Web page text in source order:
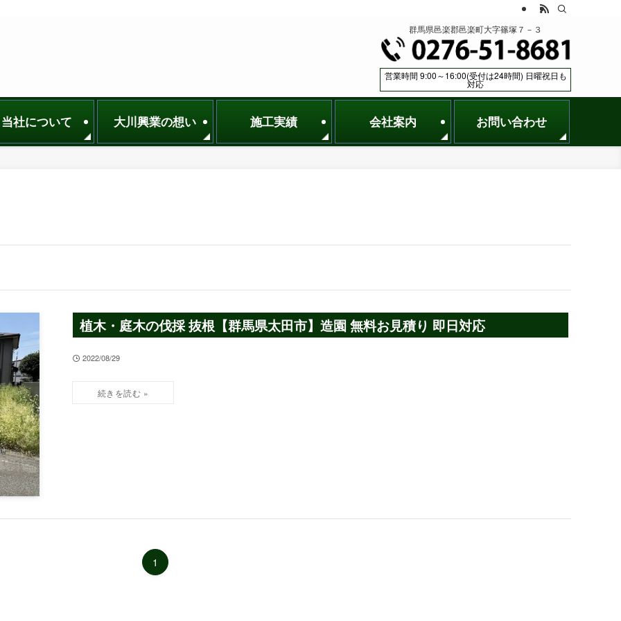
当社について 大川興業の想い 施工実績 会社案内 お問い合わせ
群馬県邑楽郡邑楽町大字篠塚７－３
営業時間 9:00～16:00(受付は24時間) 日曜祝日も
対応
植木・庭木の伐採 抜根【群馬県太田市】造園 無料お見積り 即日対応
2022/08/29
1